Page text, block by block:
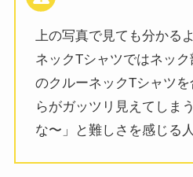
上の写真で見ても分かる
ネックTシャツではネッ
のクルーネックTシャツ
らがガッツリ見えてしま
な〜」と難しさを感じる